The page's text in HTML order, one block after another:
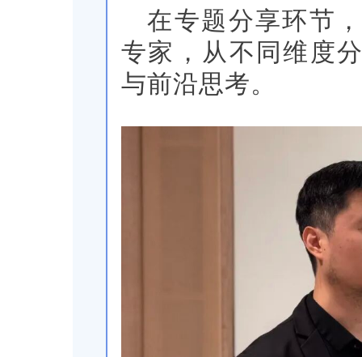
在专题分享环节
专家，从不同维度
与前沿思考。